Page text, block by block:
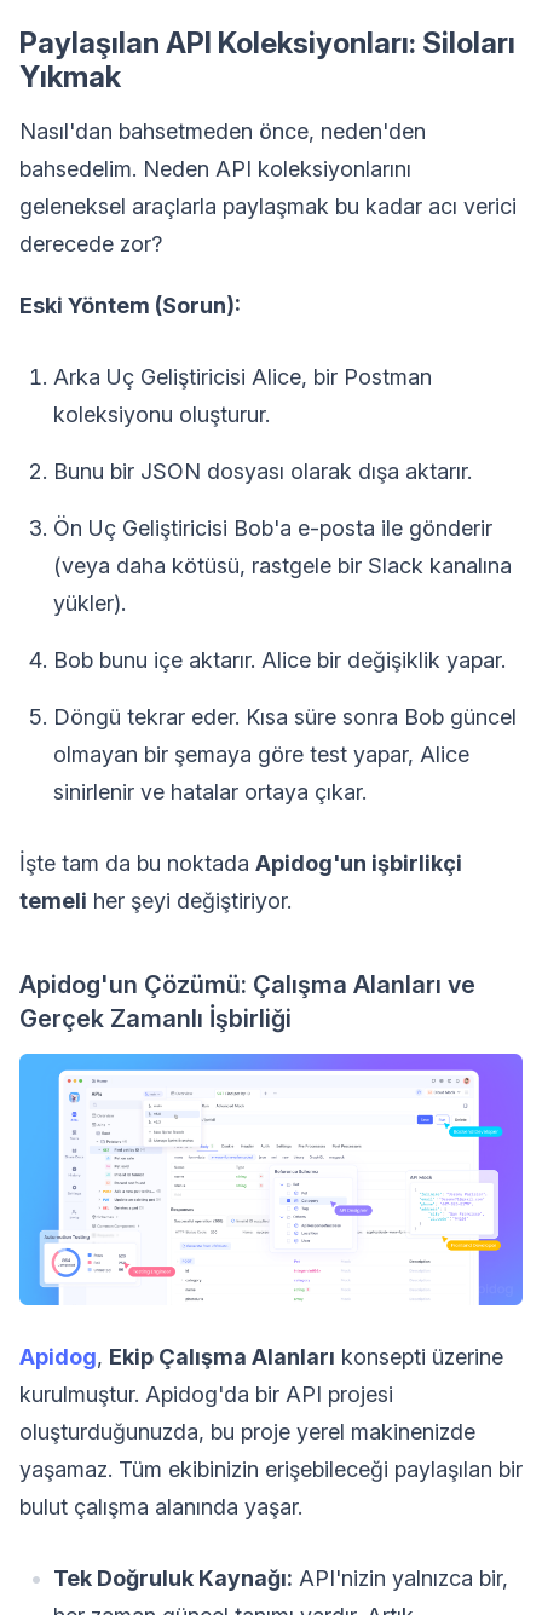
Paylaşılan API Koleksiyonları: Siloları
Yıkmak
Nasıl'dan bahsetmeden önce, neden'den
bahsedelim. Neden API koleksiyonlarını
geleneksel araçlarla paylaşmak bu kadar acı verici
derecede zor?
Eski Yöntem (Sorun):
Arka Uç Geliştiricisi Alice, bir Postman
koleksiyonu oluşturur.
Bunu bir JSON dosyası olarak dışa aktarır.
Ön Uç Geliştiricisi Bob'a e-posta ile gönderir
(veya daha kötüsü, rastgele bir Slack kanalına
yükler).
Bob bunu içe aktarır. Alice bir değişiklik yapar.
Döngü tekrar eder. Kısa süre sonra Bob güncel
olmayan bir şemaya göre test yapar, Alice
sinirlenir ve hatalar ortaya çıkar.
İşte tam da bu noktada Apidog'un işbirlikçi
temeli her şeyi değiştiriyor.
Apidog'un Çözümü: Çalışma Alanları ve
Gerçek Zamanlı İşbirliği
Apidog, Ekip Çalışma Alanları konsepti üzerine
kurulmuştur. Apidog'da bir API projesi
oluşturduğunuzda, bu proje yerel makinenizde
yaşamaz. Tüm ekibinizin erişebileceği paylaşılan bir
bulut çalışma alanında yaşar.
Tek Doğruluk Kaynağı: API'nizin yalnızca bir,